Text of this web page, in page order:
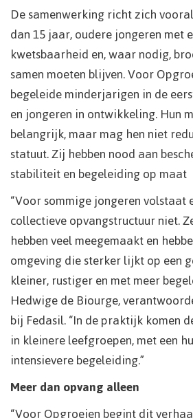
De samenwerking richt zich
dan 15 jaar, oudere jongeren met
kwetsbaarheid en, waar nodig,
samen moeten blijven. Voor
begeleide minderjarigen in de
en jongeren in ontwikkeling. Hun
belangrijk, maar mag hen niet
statuut. Zij hebben nood aan
stabiliteit en begeleiding op maat
“Voor sommige jongeren volstaat
collectieve opvangstructuur niet.
hebben veel meegemaakt en
omgeving die sterker lijkt op een
kleiner, rustiger en met meer
Hedwige de Biourge,
bij Fedasil. “In de praktijk komen
in kleinere leefgroepen, met een
intensievere begeleiding.”
Meer dan opvang alleen